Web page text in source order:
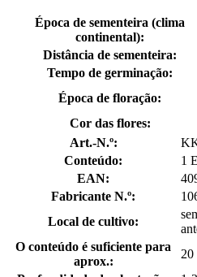
Época de sementeira (clima
continental):
Distância de sementeira:
Tempo de germinação:
Época de floração:
Cor das flores:
Art.-N.º:
Conteúdo:
1
EAN:
Fabricante N.º:
Local de cultivo:
O conteúdo é suficiente para
aprox.:
20